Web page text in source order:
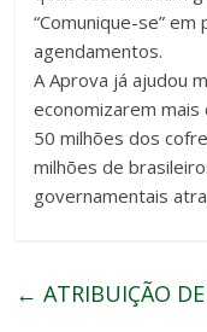
“Comunique-se”
agendamentos.
A Aprova já ajudou
economizarem
50 milhões dos
milhões de
governamentais
← ATRIBUIÇÃO